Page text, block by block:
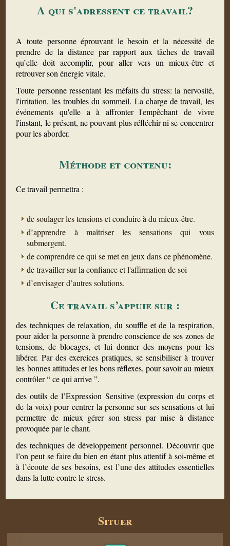
A qui s'adressent ce travail?
A toute personne éprouvant le besoin et la nécessité de
prendre de la distance par rapport aux tâches de travail
qu’elle doit accomplir, pour aller vers un mieux-être et
retrouver son énergie vitale.
Toute personne ressentant les méfaits du stress: la nervosité,
l'irritation, les troubles du sommeil. La charge de travail, les
événements qu'elle a à affronter l'empêchant de vivre
l'instant, le présent, ne pouvant plus réfléchir ni se concentrer
pour les aborder.
Méthode et contenu:
Ce travail permettra :
de soulager les tensions et conduire à du mieux-être.
d’apprendre à maîtriser les sensations qui vous
submergent.
de comprendre ce qui se met en jeux dans ce phénomène.
de travailler sur la confiance et l'affirmation de soi
d’envisager d’autres solutions.
Ce travail s’appuie sur :
des techniques de relaxation, du souffle et de la respiration,
pour aider la personne à prendre conscience de ses zones de
tensions, de blocages, et lui donner des moyens pour les
libérer. Par des exercices pratiques, se sensibiliser à trouver
les bonnes attitudes et les bons réflexes, pour savoir au mieux
contrôler “ ce qui arrive ”.
des outils de l’Expression Sensitive (expression du corps et
de la voix) pour centrer la personne sur ses sensations et lui
permettre de mieux gérer son stress par mise à distance
provoquée par le chant.
des techniques de développement personnel. Découvrir que
l’on peut se faire du bien en étant plus attentif à soi-même et
à l’écoute de ses besoins, est l’une des attitudes essentielles
dans la lutte contre le stress.
Situer